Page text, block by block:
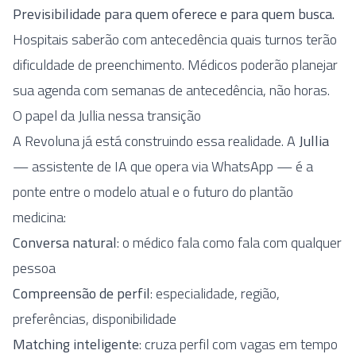
Previsibilidade para quem oferece e para quem busca.
Hospitais saberão com antecedência quais turnos terão
dificuldade de preenchimento. Médicos poderão planejar
sua agenda com semanas de antecedência, não horas.
O papel da Jullia nessa transição
A Revoluna já está construindo essa realidade. AJullia
— assistente de IA que opera via WhatsApp — é a
ponte entre o modelo atual e o futuro do plantão
medicina:
Conversa natural: o médico fala como fala com qualquer
pessoa
Compreensão de perfil: especialidade, região,
preferências, disponibilidade
Matching inteligente: cruza perfil com vagas em tempo